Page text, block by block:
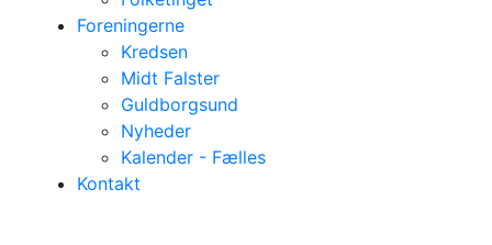
Foreningerne
Kredsen
Midt Falster
Guldborgsund
Nyheder
Kalender - Fælles
Kontakt